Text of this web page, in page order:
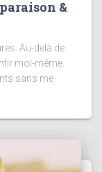
&
Au-delà de
moi-même.
sans me